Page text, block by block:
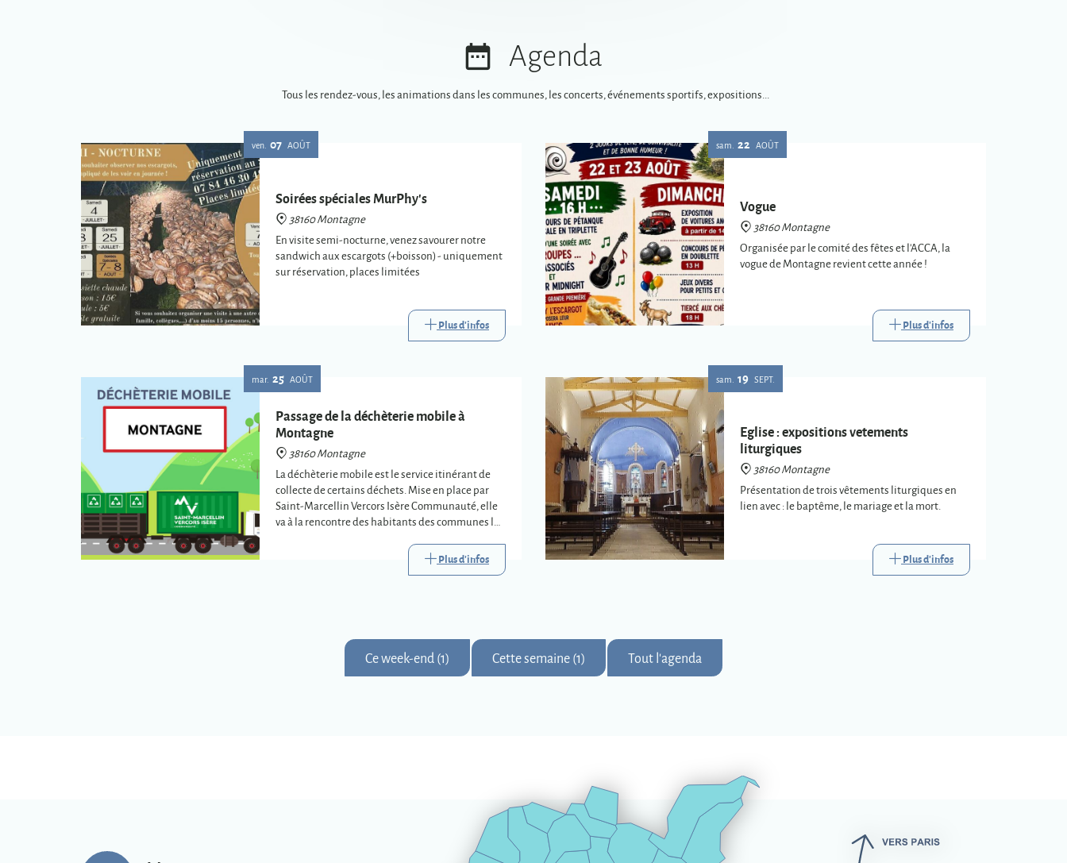
Agenda
Tous les rendez-vous, les animations dans les communes, les concerts, événements sportifs, expositions...
ven. 07 AOÛT
Soirées spéciales MurPhy's
38160 Montagne
En visite semi-nocturne, venez savourer notre
sandwich aux escargots (+boisson) - uniquement
sur réservation, places limitées
Plus d'infos
sam. 22 AOÛT
Vogue
38160 Montagne
Organisée par le comité des fêtes et l'ACCA, la
vogue de Montagne revient cette année !
Plus d'infos
mar. 25 AOÛT
Passage de la déchèterie mobile à
Montagne
38160 Montagne
La déchèterie mobile est le service itinérant de
collecte de certains déchets. Mise en place par
Saint-Marcellin Vercors Isère Communauté, elle
va à la rencontre des habitants des communes les
Plus d'infos
sam. 19 SEPT.
Eglise : expositions vetements
liturgiques
38160 Montagne
Présentation de trois vêtements liturgiques en
lien avec : le baptême, le mariage et la mort.
Plus d'infos
Ce week-end (1) Cette semaine (1) Tout l'agenda